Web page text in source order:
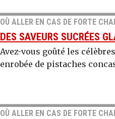
OÙ ALLER EN CAS DE FORTE
DES SAVEURS SUCRÉES
Avez-vous goûté les
enrobée de pistaches
OÙ ALLER EN CAS DE FORTE